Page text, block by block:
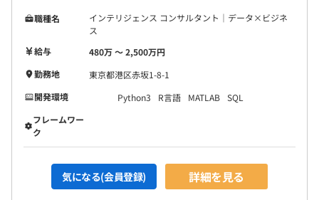
職種名
インテリジェンス コンサルタント｜データ×ビジネ
ス
給与
480万 〜 2,500万円
勤務地
東京都港区赤坂1-8-1
開発環境
Python3 R言語 MATLAB SQL
フレームワー
ク
気になる(会員登録) 詳細を見る